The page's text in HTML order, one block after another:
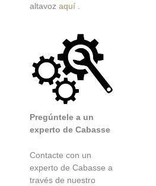
altavoz aquí
Pregúntele a un
experto de Cabasse
Contacte con un
experto de Cabasse a
través de nuestro